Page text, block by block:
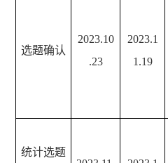
选题确认
2023.10
.23
2023.1
1.19
统计选题